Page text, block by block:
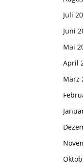
Juli
Juni
Mai
April
März